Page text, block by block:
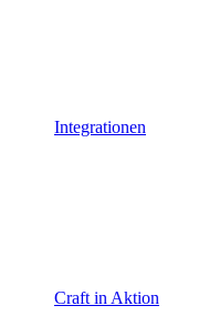
Integrationen
Craft in Aktion